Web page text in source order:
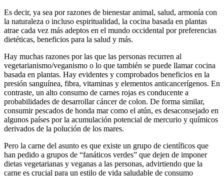
Es decir, ya sea por razones de bienestar animal, salud, armonía con
la naturaleza o incluso espiritualidad, la cocina basada en plantas
atrae cada vez más adeptos en el mundo occidental por preferencias
dietéticas, beneficios para la salud y más.
Hay muchas razones por las que las personas recurren al
vegetarianismo/veganismo o lo que también se puede llamar cocina
basada en plantas. Hay evidentes y comprobados beneficios en la
presión sanguínea, fibra, vitaminas y elementos anticancerígenos. En
contraste, un alto consumo de carnes rojas es conducente a
probabilidades de desarrollar cáncer de colon. De forma similar,
consumir pescados de honda mar como el atún, es desaconsejado en
algunos países por la acumulación potencial de mercurio y químicos
derivados de la polución de los mares.
Pero la carne del asunto es que existe un grupo de científicos que
han pedido a grupos de “fanáticos verdes” que dejen de imponer
dietas vegetarianas y veganas a las personas, advirtiendo que la
carne es crucial para un estilo de vida saludable de consumo